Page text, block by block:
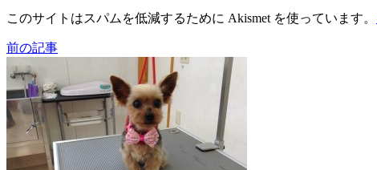
このサイトはスパムを低減するために Akismet を使っています。
前の記事